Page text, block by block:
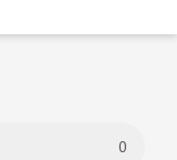
0